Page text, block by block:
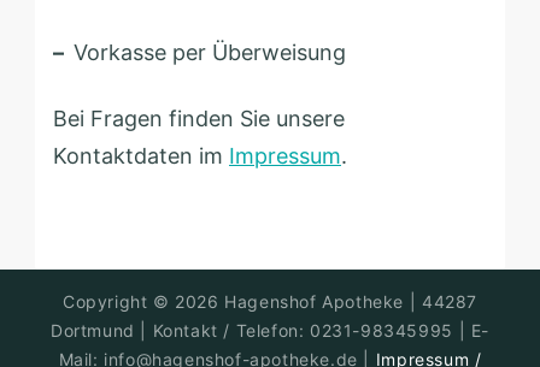
– Vorkasse per Überweisung
Bei Fragen finden Sie unsere
Kontaktdaten im Impressum.
Copyright © 2026
Hagenshof
Apotheke
47138
Duisburg
| Kontakt / Telefon:
0203-
420599
| E-
Mail: info@hagenshof-apotheke.de | Impressum /